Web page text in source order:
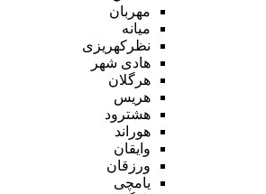
مهربان
میانه
نظرکهریزی
هادی شهر
هرگلان
هریس
هشترود
هوراند
وایقان
ورزقان
یامچی